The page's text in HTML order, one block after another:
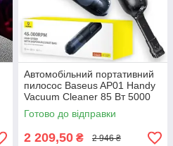
Автомобільний портативний
пилосос Baseus AP01 Handy
Vacuum Cleaner 85 Вт 5000
Па безпровідний пилосос,
чорний
Готово до відправки
2 209,50 ₴ 2 946 ₴